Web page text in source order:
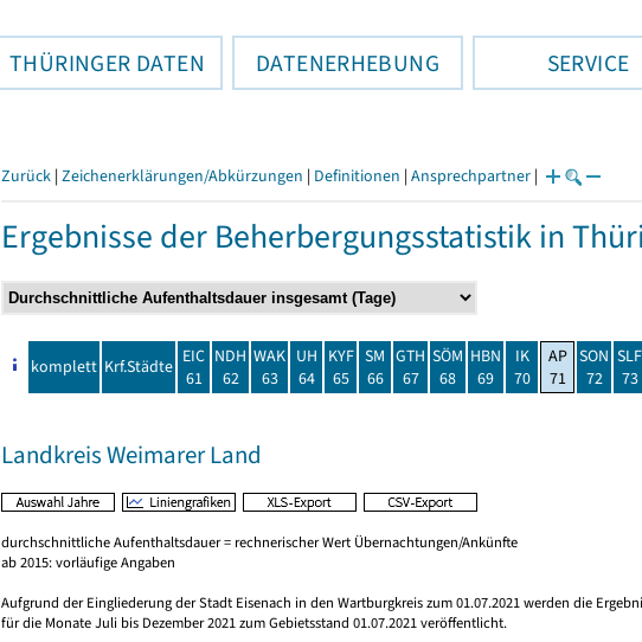
THÜRINGER DATEN DATENERHEBUNG SERVICE
Zurück | Zeichenerklärungen/Abkürzungen | Definitionen | Ansprechpartner |
Ergebnisse der Beherbergungsstatistik in
komplett Krf.Städte EIC
61
NDH
62
WAK
63
UH
64
KYF
65
SM
66
GTH
67
SÖM
68
HBN
69
IK
70
AP
71
SON
72
SLF
73
Landkreis Weimarer Land
durchschnittliche Aufenthaltsdauer = rechnerischer Wert Übernachtungen/Ankünfte
ab 2015: vorläufige Angaben
Aufgrund der Eingliederung der Stadt Eisenach in den Wartburgkreis zum 01.07.2021 werden die
für die Monate Juli bis Dezember 2021 zum Gebietsstand 01.07.2021 veröffentlicht.